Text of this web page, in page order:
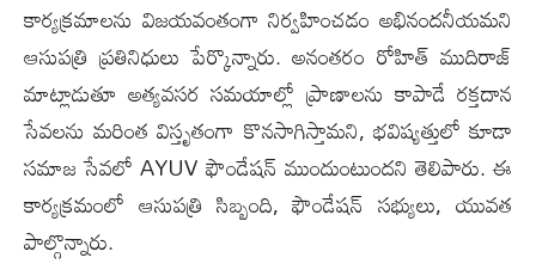
కార్యక్రమాలను విజయవంతంగా నిర్వహించడం అభినందనీయమని
ఆసుపత్రి ప్రతినిధులు పేర్కొన్నారు. అనంతరం రోహిత్ ముదిరాజ్
మాట్లాడుతూ అత్యవసర సమయాల్లో ప్రాణాలను కాపాడే రక్తదాన
సేవలను మరింత విస్తృతంగా కొనసాగిస్తామని, భవిష్యత్తులో కూడా
సమాజ సేవలో AYUV ఫౌండేషన్ ముందుంటుందని తెలిపారు. ఈ
కార్యక్రమంలో ఆసుపత్రి సిబ్బంది, ఫౌండేషన్ సభ్యులు, యువత
పాల్గొన్నారు.